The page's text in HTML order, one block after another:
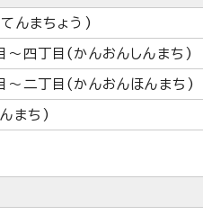
んまちょう)
～四丁目(かんおんしんまち)
～二丁目(かんおんほんまち)
まち)